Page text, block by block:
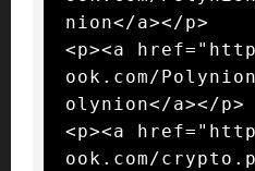
nion</a></p>
<p><a
ook.com/
olynion</a></p>
<p><a
ook.com/